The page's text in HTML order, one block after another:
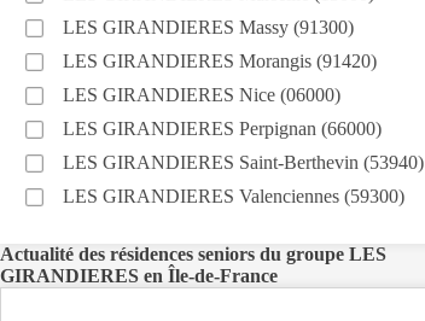
LES GIRANDIERES Massy (91300)
LES GIRANDIERES Morangis (91420)
LES GIRANDIERES Nice (06000)
LES GIRANDIERES Perpignan (66000)
LES GIRANDIERES Saint-Berthevin (53940)
LES GIRANDIERES Valenciennes (59300)
Actualité des résidences seniors du groupe LES
GIRANDIERES en Île-de-France